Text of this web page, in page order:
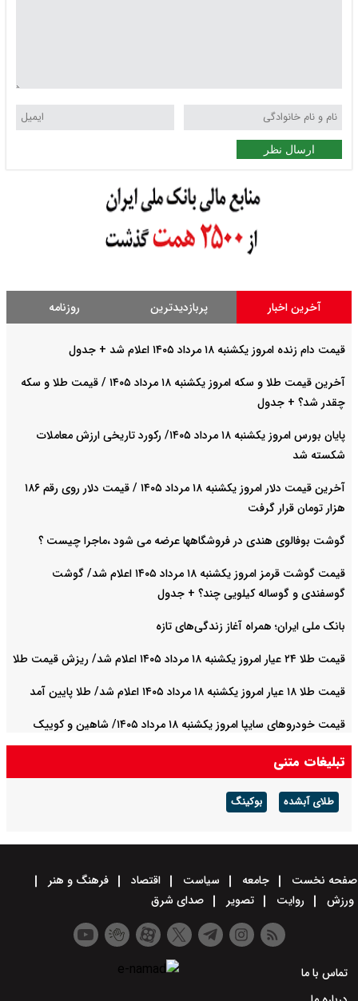
ارسال نظر
آخرین اخبار پربازدیدترین روزنامه
قیمت دام زنده امروز یکشنبه ۱۸ مرداد ۱۴۰۵ اعلام شد + جدول
آخرین قیمت طلا و سکه امروز یکشنبه ۱۸ مرداد ۱۴۰۵ / قیمت طلا و سکه
چقدر شد؟ + جدول
پایان بورس امروز یکشنبه ۱۸ مرداد ۱۴۰۵/ رکورد تاریخی ارزش معاملات
شکسته شد
آخرین قیمت دلار امروز یکشنبه ۱۸ مرداد ۱۴۰۵ / قیمت دلار روی رقم ۱۸۶
هزار تومان قرار گرفت
گوشت بوفالوی هندی در فروشگاهها عرضه می شود ،ماجرا چیست ؟
قیمت گوشت قرمز امروز یکشنبه ۱۸ مرداد ۱۴۰۵ اعلام شد/ گوشت
گوسفندی و گوساله کیلویی چند؟ + جدول
بانک ملی ایران؛ همراه آغاز زندگی‌های تازه
قیمت طلا ۲۴ عیار امروز یکشنبه ۱۸ مرداد ۱۴۰۵ اعلام شد/ ریزش قیمت طلا
قیمت طلا ۱۸ عیار امروز یکشنبه ۱۸ مرداد ۱۴۰۵ اعلام شد/ طلا پایین آمد
قیمت خودرو‌های سایپا امروز یکشنبه ۱۸ مرداد ۱۴۰۵/ شاهین و کوییک
امروز چند؟ + جدول
تبلیغات متنی
طلای آبشده بوکینگ
صفحه نخست جامعه سیاست اقتصاد
فرهنگ و هنر
ورزش
روایت تصویر صدای شرق
تماس با ما